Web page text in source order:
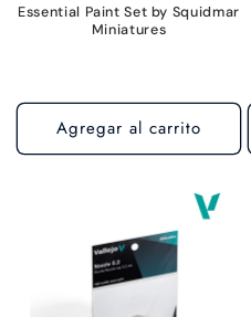
Essential Paint Set by Squidmar
Miniatures
Agregar al carrito